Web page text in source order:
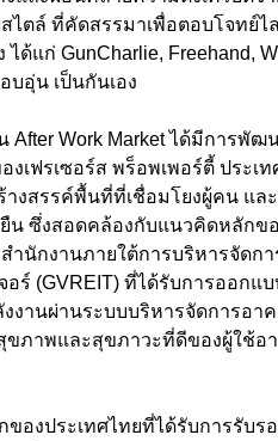
ไตล์ ที่คัดสรรมาเพื่อตอบโจทย์
แก่ GunCharlie, Freehand,
บอุ่น เป็นกันเอง
After Work Market ได้มีการพั
เฟรเซอร์ส พร็อพเพอร์ตี้ ประเ
างสรรค์พื้นที่ที่เชื่อมโยงผู้คน แล
น ซึ่งสอดคล้องกับแนวคิดหลักขอ
สำนักงานภายใต้การบริหารจัด
อร์ (GVREIT) ที่ได้รับการออก
งานผ่านระบบบริหารจัดการอา
ขภาพและสุขภาวะที่ดีของผู้ใช้
องประเทศไทยที่ได้รับการรับร